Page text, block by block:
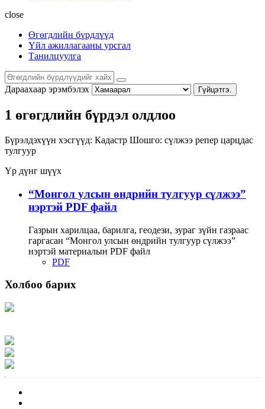
close
Өгөгдлийн бүрдлүүд
Үйл ажиллагааны урсгал
Танилцуулга
Дараахаар эрэмбэлэх Гүйцэтгэ.
1 өгөгдлийн бүрдэл олдлоо
Бүрэлдэхүүн хэсгүүд: Кадастр Шошго: сүлжээ репер царцдас
тулгуур
Үр дүнг шүүх
“Монгол улсын өндрийн тулгуур сүлжээ”
нэртэй PDF файл
Газрын харилцаа, барилга, геодези, зураг зүйн газраас
гаргасан “Монгол улсын өндрийн тулгуур сүлжээ”
нэртэй материалын PDF файл
PDF
Холбоо барих